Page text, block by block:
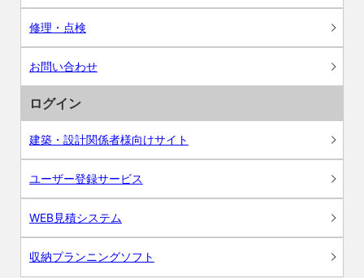
修理・点検
お問い合わせ
ログイン
建築・設計関係者様向けサイト
ユーザー登録サービス
WEB見積システム
収納プランニングソフト